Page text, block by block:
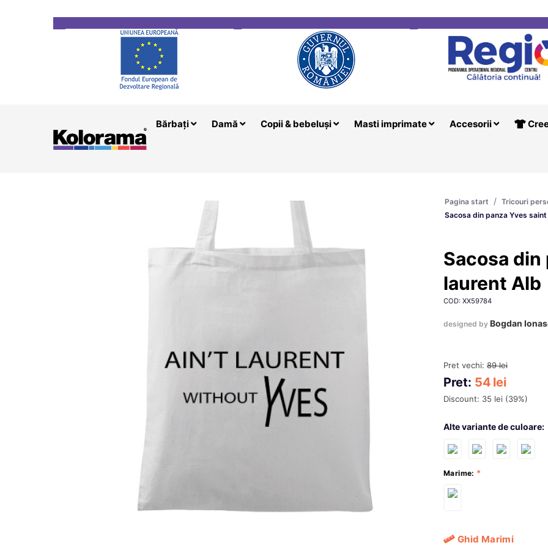
Bărbați Damă Copii & bebeluși Masti imprimate Accesorii
Pagina start / Tricouri
Sacosa din panza Yves
Sacosa
laurent Alb
COD: XX59784
designed by Bogdan
Pret vechi: 89 lei
Pret: 54 lei
Discount: 35 lei (39%)
Alte variante de culoare:
Marime:
Ghid Marimi